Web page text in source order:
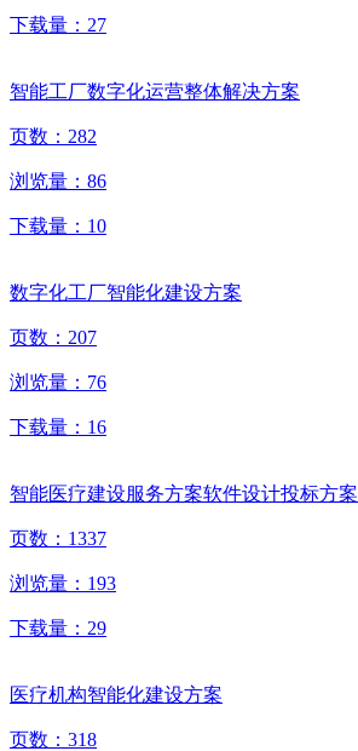
下载量： 27
智能工厂数字化运营整体解决方案
页数： 282
浏览量： 86
下载量： 10
数字化工厂智能化建设方案
页数： 207
浏览量： 76
下载量： 16
智能医疗建设服务方案软件设计投标方案
页数： 1337
浏览量： 193
下载量： 29
医疗机构智能化建设方案
页数： 318